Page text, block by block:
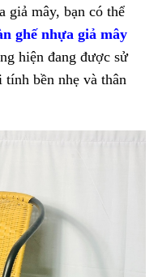
giả mây, bạn có thể
ghế nhựa giả mây
hiện đang được sử
bền nhẹ và thân